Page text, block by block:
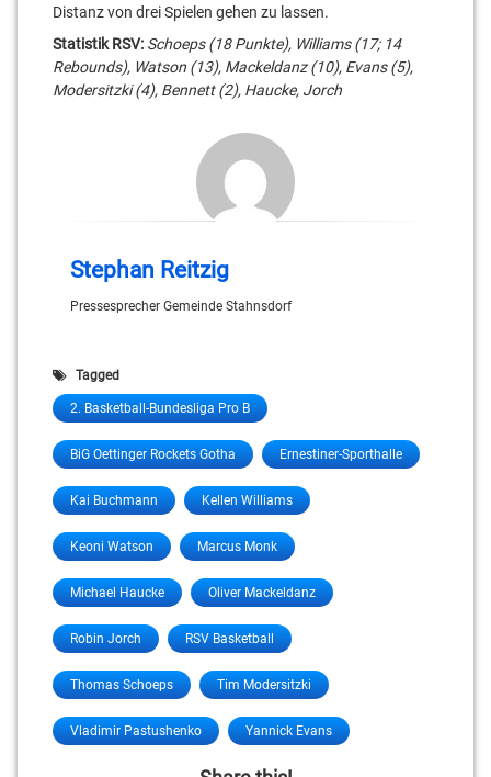
Distanz von drei Spielen gehen zu lassen.
Statistik RSV: Schoeps (18 Punkte), Williams (17; 14
Rebounds), Watson (13), Mackeldanz (10), Evans (5),
Modersitzki (4), Bennett (2), Haucke, Jorch
Stephan Reitzig
Pressesprecher Gemeinde Stahnsdorf
Tagged
2. Basketball-Bundesliga Pro B
BiG Oettinger Rockets Gotha Ernestiner-Sporthalle
Kai Buchmann Kellen Williams
Keoni Watson Marcus Monk
Michael Haucke Oliver Mackeldanz
Robin Jorch RSV Basketball
Thomas Schoeps Tim Modersitzki
Vladimir Pastushenko Yannick Evans